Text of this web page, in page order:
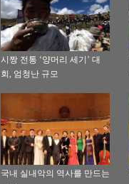
시짱 전통 ‘양머리 세기’ 대
회, 엄청난 규모
국내 실내악의 역사를 만드는